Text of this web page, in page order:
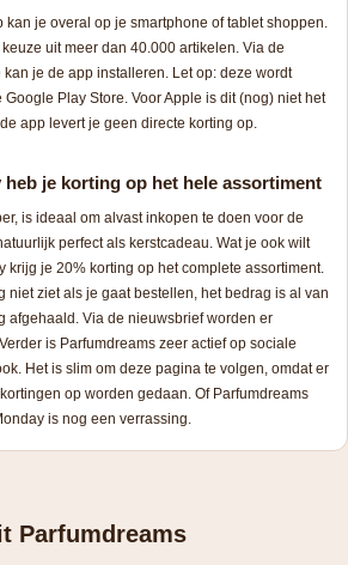
kan je overal op je smartphone of tablet shoppen.
uit meer dan 40.000 artikelen. Via de
je de app installeren. Let op: deze wordt
Play Store. Voor Apple is dit (nog) niet het
app levert je geen directe korting op.
je korting op het hele assortiment
is ideaal om alvast inkopen te doen voor de
perfect als kerstcadeau. Wat je ook wilt
krijg je 20% korting op het complete assortiment.
niet ziet als je gaat bestellen, het bedrag is al van
afgehaald. Via de nieuwsbrief worden er
is Parfumdreams zeer actief op sociale
Het is slim om deze pagina te volgen, omdat er
op worden gedaan. Of Parfumdreams
is nog een verrassing.
Parfumdreams